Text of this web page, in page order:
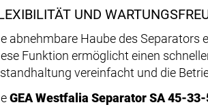
UND
abnehmbare Haube des Separators
Funktion ermöglicht einen
vereinfacht und die
GEA Westfalia Separator SA 45-